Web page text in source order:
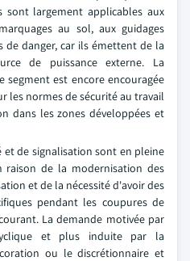
sont largement applicables aux
au sol, aux guidages
de danger, car ils émettent de la
de puissance externe. La
segment est encore encouragée
les normes de sécurité au travail
dans les zones développées et
et de signalisation sont en pleine
de la modernisation des
et de la nécessité d'avoir des
pendant les coupures de
La demande motivée par
et plus induite par la
ou le discrétionnaire et